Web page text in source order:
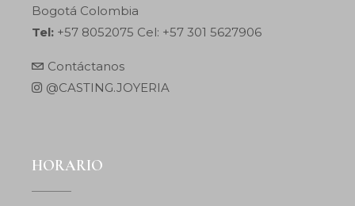
Bogotá Colombia
Tel: +57 8052075 Cel: +57 301 5627906
Contáctanos
@CASTING.JOYERIA
HORARIO